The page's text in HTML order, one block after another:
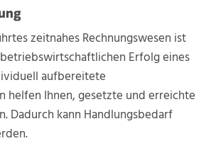
zeitnahes Rechnungswesen ist
Erfolg eines
aufbereitete
helfen Ihnen, gesetzte und erreichte
Dadurch kann Handlungsbedarf